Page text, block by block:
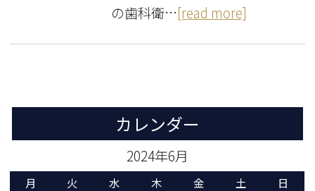
の歯科衛…[read more]
カレンダー
2024年6月
月 火 水 木 金 土 日